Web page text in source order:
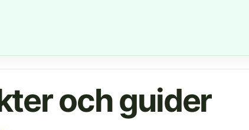
och guider